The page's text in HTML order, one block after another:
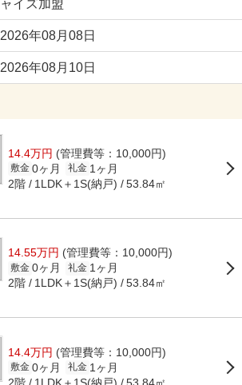
ャイズ加盟
2026年08月08日
2026年08月10日
14.4万円 (管理費等：10,000円)
敷金 0ヶ月 礼金 1ヶ月
2階 1LDK＋1S(納戸) 53.84㎡
14.55万円 (管理費等：10,000円)
敷金 0ヶ月 礼金 1ヶ月
2階 1LDK＋1S(納戸) 53.84㎡
14.4万円 (管理費等：10,000円)
敷金 0ヶ月 礼金 1ヶ月
2階 1LDK＋1S(納戸) 53.84㎡